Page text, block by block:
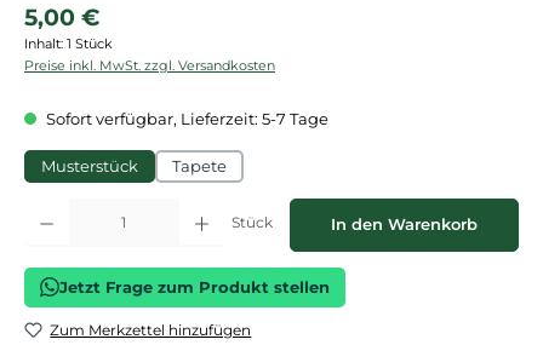
Regulärer Preis:
5,00 €
Inhalt: 1 Stück
Preise inkl. MwSt. zzgl. Versandkosten
Sofort verfügbar, Lieferzeit: 5-7 Tage
Musterstück Tapete
Produkt Anzahl: Gib den gewünschten Wert ein oder benutze die
Stück In den Warenkorb
Jetzt Frage zum Produkt stellen
Zum Merkzettel hinzufügen